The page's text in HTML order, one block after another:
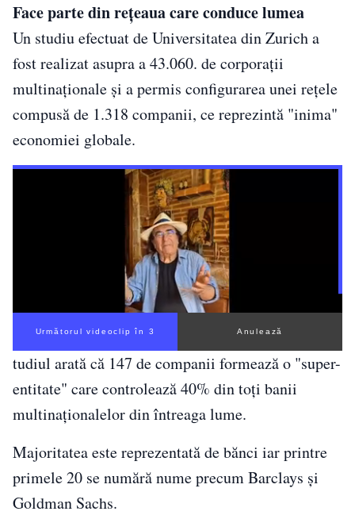
Face parte din rețeaua care conduce lumea
Un studiu efectuat de Universitatea din Zurich a
fost realizat asupra a 43.060. de corporații
multinaționale și a permis configurarea unei rețele
compusă de 1.318 companii, ce reprezintă "inima"
economiei globale.
Următorul videoclip în 3 Anulează
tudiul arată că 147 de companii formează o "super-
entitate" care controlează 40% din toți banii
multinaționalelor din întreaga lume.
Majoritatea este reprezentată de bănci iar printre
primele 20 se numără nume precum Barclays și
Goldman Sachs.